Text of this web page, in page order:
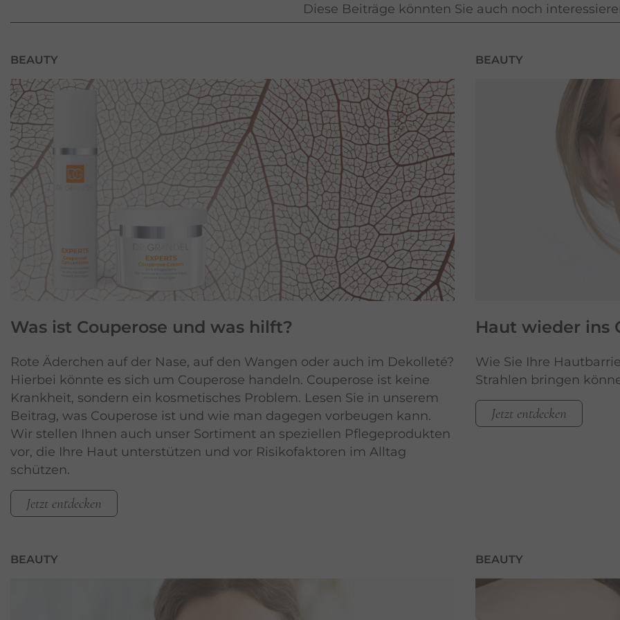
Diese Beiträge könnten Sie auch noch
BEAUTY
Was ist Couperose und was hilft?
Rote Äderchen auf der Nase, auf den Wangen oder auch im Dekolleté?
Hierbei könnte es sich um Couperose handeln. Couperose ist keine
Krankheit, sondern ein kosmetisches Problem. Lesen Sie in unserem
Beitrag, was Couperose ist und wie man dagegen vorbeugen kann.
Wir stellen Ihnen auch unser Sortiment an speziellen Pflegeprodukten
vor, die Ihre Haut unterstützen und vor Risikofaktoren im Alltag
schützen.
Jetzt entdecken
BEAUTY
Haut wieder ins
Wie Sie Ihre
Strahlen bringen
Jetzt entdecken
BEAUTY BEAUTY